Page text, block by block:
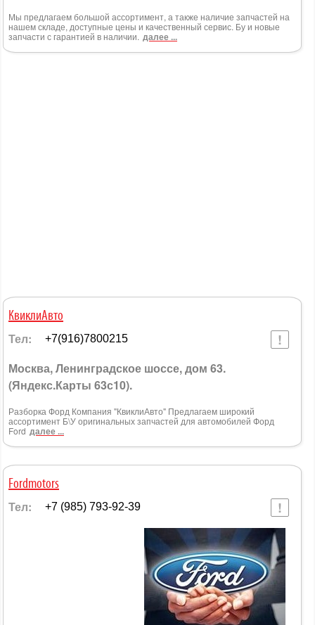
Мы предлагаем большой ассортимент, а также наличие запчастей на
нашем складе, доступные цены и качественный сервис. Бу и новые
запчасти с гарантией в наличии. далее ...
КвиклиАвто
Тел: +7(916)7800215
Москва, Ленинградское шоссе, дом 63.
(Яндекс.Карты 63с10).
Разборка Форд Компания "КвиклиАвто" Предлагаем широкий
ассортимент Б\У оригинальных запчастей для автомобилей Форд
Ford далее ...
Fordmotors
Тел: +7 (985) 793-92-39